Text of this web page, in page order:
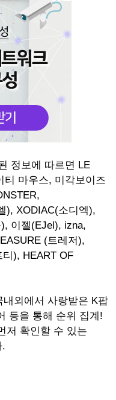
정보에 따르면 LE
티 마우스, 미각보이즈
), XODIAC(소디엑),
이젤(EJel), izna,
(트레저),
), HEART OF
외에서 사랑받은 K팝
등을 통해 순위 집계!
저 확인할 수 있는
.